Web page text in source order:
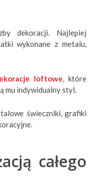
dekoracji. Najlepiej
wykonane z metalu,
loftowe, które
mu indywidualny styl.
świeczniki, grafiki
całego